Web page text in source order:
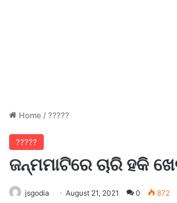
Home /?????
?????
ଜନ୍ମମାଟିରେ ଚାରି ହକି
jsgodia August 21, 2021 0 872